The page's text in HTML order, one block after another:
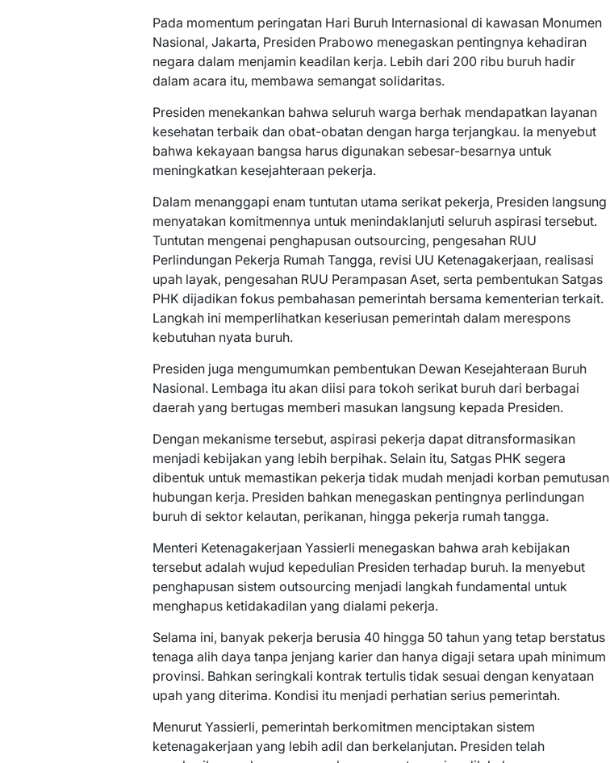
Pada momentum peringatan Hari Buruh Internasional di kawasan Monumen
Nasional, Jakarta, Presiden Prabowo menegaskan pentingnya kehadiran
negara dalam menjamin keadilan kerja. Lebih dari 200 ribu buruh hadir
dalam acara itu, membawa semangat solidaritas.
Presiden menekankan bahwa seluruh warga berhak mendapatkan layanan
kesehatan terbaik dan obat-obatan dengan harga terjangkau. Ia menyebut
bahwa kekayaan bangsa harus digunakan sebesar-besarnya untuk
meningkatkan kesejahteraan pekerja.
Dalam menanggapi enam tuntutan utama serikat pekerja, Presiden langsung
menyatakan komitmennya untuk menindaklanjuti seluruh aspirasi tersebut.
Tuntutan mengenai penghapusan outsourcing, pengesahan RUU
Perlindungan Pekerja Rumah Tangga, revisi UU Ketenagakerjaan, realisasi
upah layak, pengesahan RUU Perampasan Aset, serta pembentukan Satgas
PHK dijadikan fokus pembahasan pemerintah bersama kementerian terkait.
Langkah ini memperlihatkan keseriusan pemerintah dalam merespons
kebutuhan nyata buruh.
Presiden juga mengumumkan pembentukan Dewan Kesejahteraan Buruh
Nasional. Lembaga itu akan diisi para tokoh serikat buruh dari berbagai
daerah yang bertugas memberi masukan langsung kepada Presiden.
Dengan mekanisme tersebut, aspirasi pekerja dapat ditransformasikan
menjadi kebijakan yang lebih berpihak. Selain itu, Satgas PHK segera
dibentuk untuk memastikan pekerja tidak mudah menjadi korban pemutusan
hubungan kerja. Presiden bahkan menegaskan pentingnya perlindungan
buruh di sektor kelautan, perikanan, hingga pekerja rumah tangga.
Menteri Ketenagakerjaan Yassierli menegaskan bahwa arah kebijakan
tersebut adalah wujud kepedulian Presiden terhadap buruh. Ia menyebut
penghapusan sistem outsourcing menjadi langkah fundamental untuk
menghapus ketidakadilan yang dialami pekerja.
Selama ini, banyak pekerja berusia 40 hingga 50 tahun yang tetap berstatus
tenaga alih daya tanpa jenjang karier dan hanya digaji setara upah minimum
provinsi. Bahkan seringkali kontrak tertulis tidak sesuai dengan kenyataan
upah yang diterima. Kondisi itu menjadi perhatian serius pemerintah.
Menurut Yassierli, pemerintah berkomitmen menciptakan sistem
ketenagakerjaan yang lebih adil dan berkelanjutan. Presiden telah